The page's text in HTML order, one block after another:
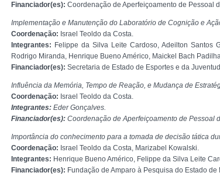
Financiador(es): Coordenação de Aperfeiçoamento de Pessoal
Implementação e Manutenção do Laboratório de Cognição e
Coordenação: Israel Teoldo da Costa.
Integrantes: Felippe da Silva Leite Cardoso, Adeilton Santos
Rodrigo Miranda, Henrique Bueno Américo, Maickel Bach
Financiador(es): Secretaria de Estado de Esportes e da
Influência da Memória, Tempo de Reação, e Mudança de
Coordenação: Israel Teoldo da Costa.
Integrantes: Eder Gonçalves.
Financiador(es): Coordenação de Aperfeiçoamento de Pessoal
Importância do conhecimento para a tomada de decisão tática
Coordenação: Israel Teoldo da Costa, Marizabel Kowalski.
Integrantes: Henrique Bueno Américo, Felippe da Silva Leite
Financiador(es): Fundação de Amparo à Pesquisa do Estado de